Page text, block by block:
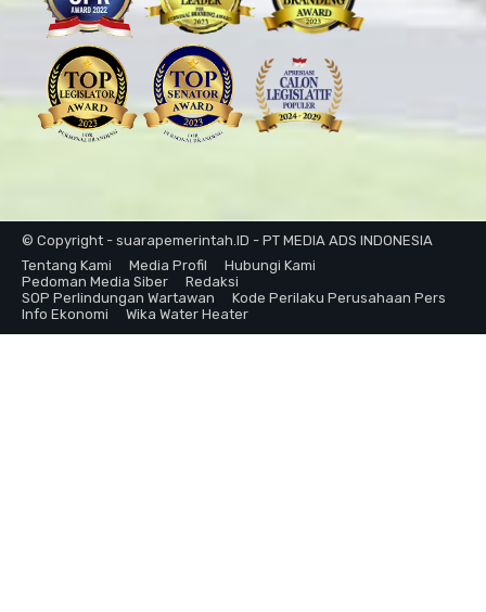
© Copyright - suarapemerintah.ID - PT MEDIA ADS INDONESIA
Tentang Kami
Media Profil
Hubungi Kami
Pedoman Media Siber
Redaksi
SOP Perlindungan Wartawan
Kode Perilaku Perusahaan Pers
Info Ekonomi
Wika Water Heater